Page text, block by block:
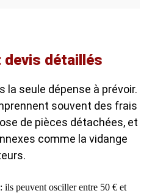
devis détaillés
la seule dépense à prévoir.
souvent des frais
de pièces détachées, et
comme la vidange
: ils peuvent osciller entre 50 € et